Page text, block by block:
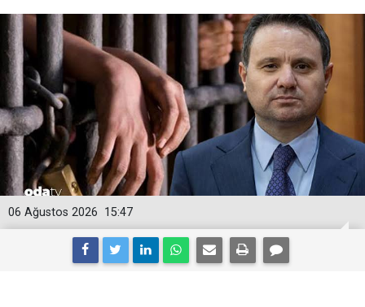
15:47
06 Ağustos 2026